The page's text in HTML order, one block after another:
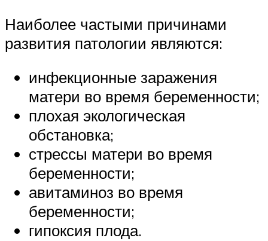
Наиболее частыми причинами
развития патологии являются:
инфекционные заражения
матери во время беременности;
плохая экологическая
обстановка;
стрессы матери во время
беременности;
авитаминоз во время
беременности;
гипоксия плода.